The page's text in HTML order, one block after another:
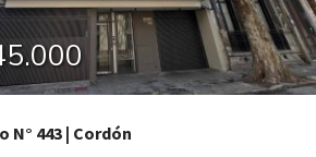
443 | Cordón